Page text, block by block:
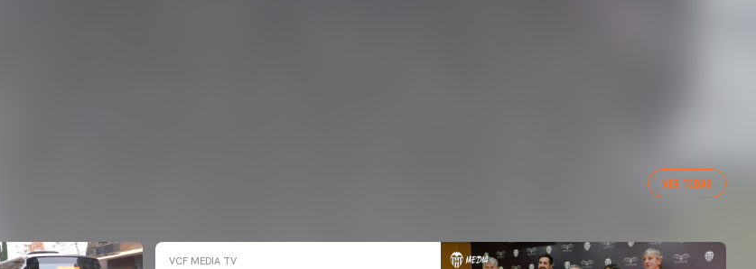
VER TODAS
VCF MEDIA TV